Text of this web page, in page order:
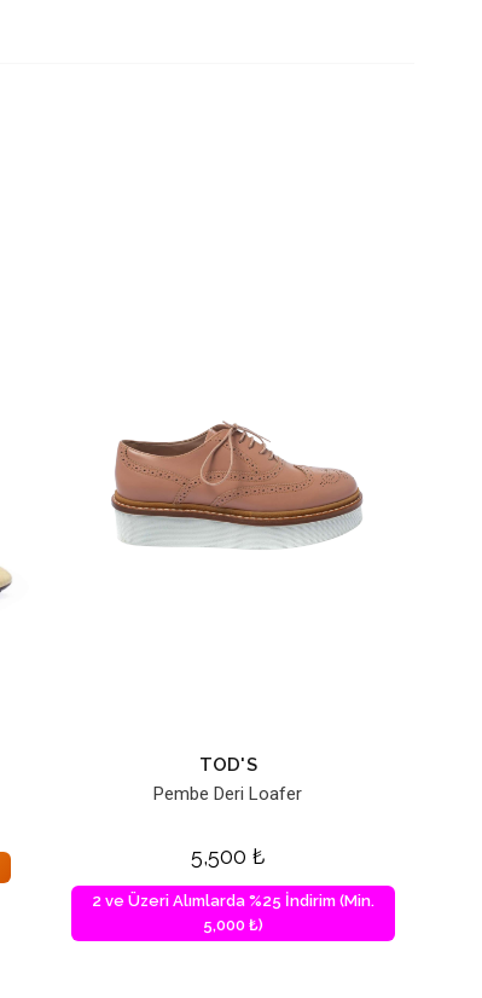
TOD'S
Pembe Deri Loafer
5,500 ₺
2 ve Üzeri Alımlarda %25 İndirim (Min.
5,000 ₺)